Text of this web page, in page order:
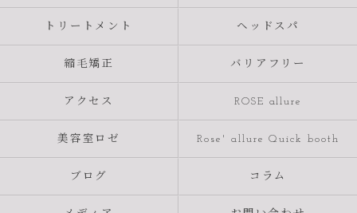
トリートメント ヘッドスパ
縮毛矯正 バリアフリー
アクセス ROSE allure
美容室ロゼ Rose' allure Quick booth
ブログ コラム